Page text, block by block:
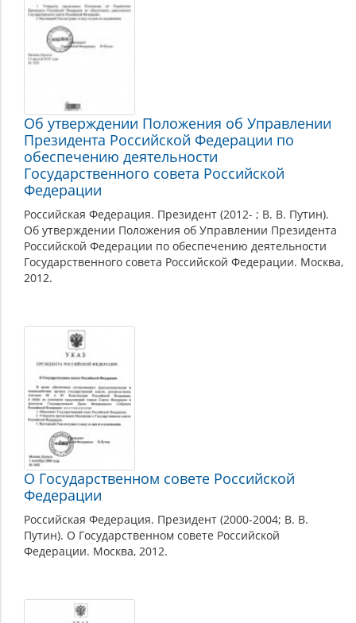
Об утверждении Положения об Управлении
Президента Российской Федерации по
обеспечению деятельности
Государственного совета Российской
Федерации
Российская Федерация. Президент (2012- ; В. В. Путин).
Об утверждении Положения об Управлении Президента
Российской Федерации по обеспечению деятельности
Государственного совета Российской Федерации. Москва,
2012.
О Государственном совете Российской
Федерации
Российская Федерация. Президент (2000-2004; В. В.
Путин). О Государственном совете Российской
Федерации. Москва, 2012.